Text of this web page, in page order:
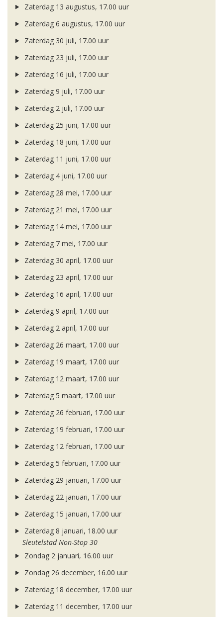
Zaterdag 13 augustus, 17.00 uur
Zaterdag 6 augustus, 17.00 uur
Zaterdag 30 juli, 17.00 uur
Zaterdag 23 juli, 17.00 uur
Zaterdag 16 juli, 17.00 uur
Zaterdag 9 juli, 17.00 uur
Zaterdag 2 juli, 17.00 uur
Zaterdag 25 juni, 17.00 uur
Zaterdag 18 juni, 17.00 uur
Zaterdag 11 juni, 17.00 uur
Zaterdag 4 juni, 17.00 uur
Zaterdag 28 mei, 17.00 uur
Zaterdag 21 mei, 17.00 uur
Zaterdag 14 mei, 17.00 uur
Zaterdag 7 mei, 17.00 uur
Zaterdag 30 april, 17.00 uur
Zaterdag 23 april, 17.00 uur
Zaterdag 16 april, 17.00 uur
Zaterdag 9 april, 17.00 uur
Zaterdag 2 april, 17.00 uur
Zaterdag 26 maart, 17.00 uur
Zaterdag 19 maart, 17.00 uur
Zaterdag 12 maart, 17.00 uur
Zaterdag 5 maart, 17.00 uur
Zaterdag 26 februari, 17.00 uur
Zaterdag 19 februari, 17.00 uur
Zaterdag 12 februari, 17.00 uur
Zaterdag 5 februari, 17.00 uur
Zaterdag 29 januari, 17.00 uur
Zaterdag 22 januari, 17.00 uur
Zaterdag 15 januari, 17.00 uur
Zaterdag 8 januari, 18.00 uur
Sleutelstad Non-Stop 30
Zondag 2 januari, 16.00 uur
Zondag 26 december, 16.00 uur
Zaterdag 18 december, 17.00 uur
Zaterdag 11 december, 17.00 uur